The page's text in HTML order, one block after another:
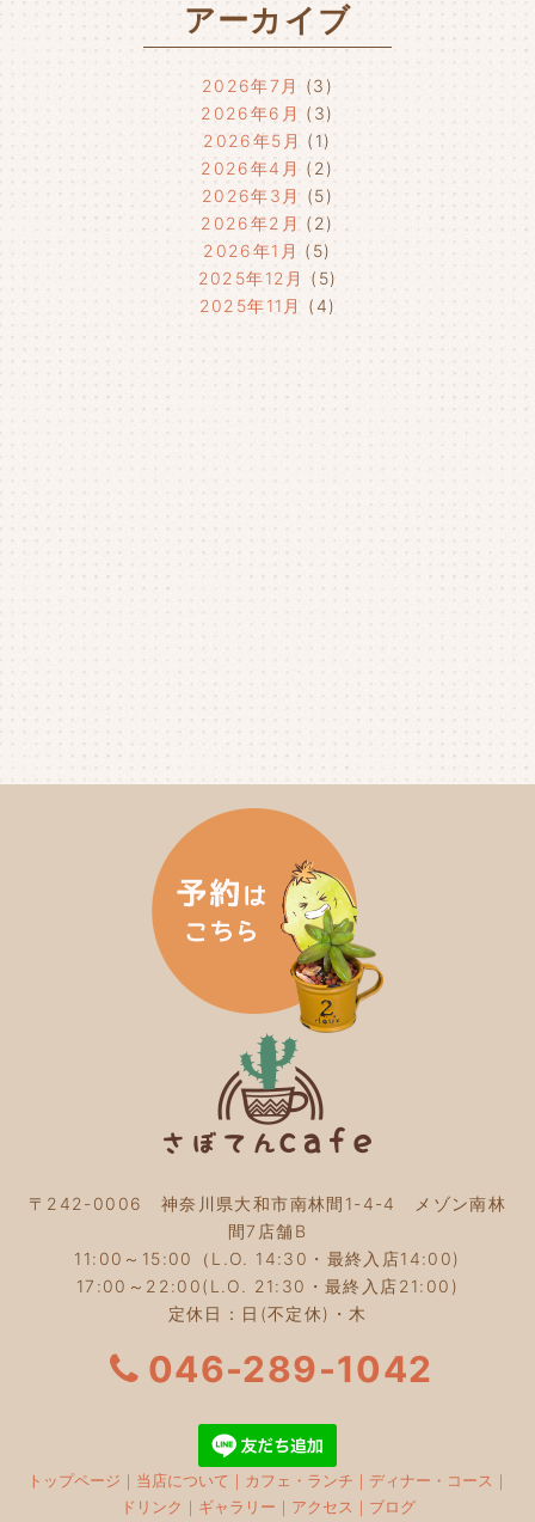
アーカイブ
2026年7月
(3)
2026年6月 (3)
2026年5月 (1)
2026年4月 (2)
2026年3月
(5)
2026年2月 (2)
2026年1月 (5)
2025年12月
(5)
2025年11月
(4)
2025年9月
(4)
2025年3月
2024年8月
(4)
2024年4月
(4)
(5)
2024年2月(5)
2024年1月(3)
2023年12月(4)
2023年11月(4)
2023年10月(5)
2023年9月(2)
2023年8月
2023年7月(4)
2023年6月(5)
2023年5月 (2)
2023年4月 (2)
2023年2月(4)
2023年1月(3)
2022年12月(4)
2022年11月(4)
2022年10月 (4)
2022年8月(3)
2022年6月(3)
2022年5月(3)
2022年4月(5)
2022年3月 (3)
〒242-0006 神奈川県大和市南林間1-4-4 メゾン南林
間7店舗B
11:00～15:00（L.O. 14:30・最終入店14:00)
17:00～22:00(L.O. 21:30・最終入店21:00)
定休日：日(不定休)・木
046-289-1042
トップページ ｜ 当店について ｜ カフェ・ランチ ｜ ディナー・コース ｜
ドリンク ｜ ギャラリー ｜ アクセス ｜ ブログ